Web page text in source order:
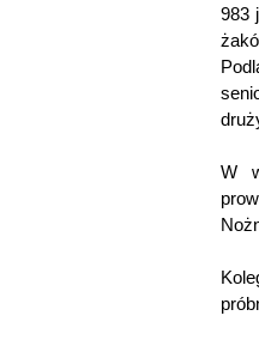
983
W